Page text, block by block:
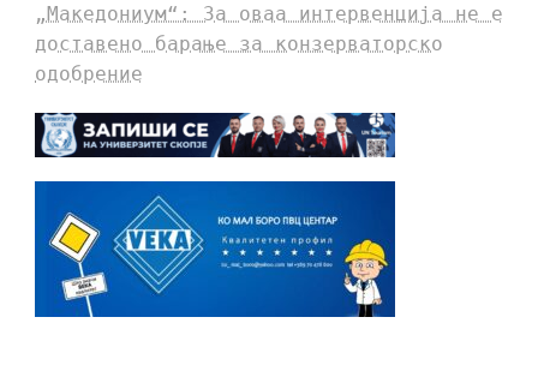
„Македониум“: За оваа интервенција не е
доставено барање за конзерваторско
одобрение